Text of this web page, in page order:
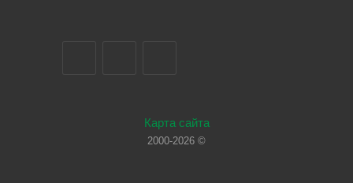
Карта сайта
2000-2026 ©